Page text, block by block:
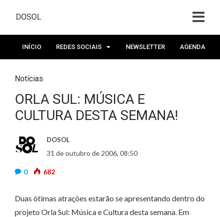
DOSOL
INÍCIO REDES SOCIAIS NEWSLETTER AGENDA
Notícias
ORLA SUL: MÚSICA E
CULTURA DESTA SEMANA!
DOSOL
31 de outubro de 2006, 08:50
0 682
Duas ótimas atrações estarão se apresentando dentro do
projeto Orla Sul: Música e Cultura desta semana. Em